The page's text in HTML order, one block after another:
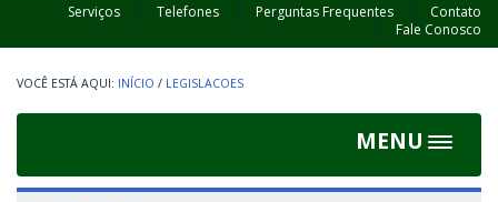
Serviços Telefones Perguntas Frequentes
Contato
Fale Conosco
INÍCIO / LEGISLACOES
MENU
Toggle